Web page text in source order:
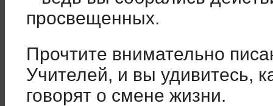
просвещенных.
Прочтите внимательно
Учителей, и вы удивитесь,
говорят о смене жизни.